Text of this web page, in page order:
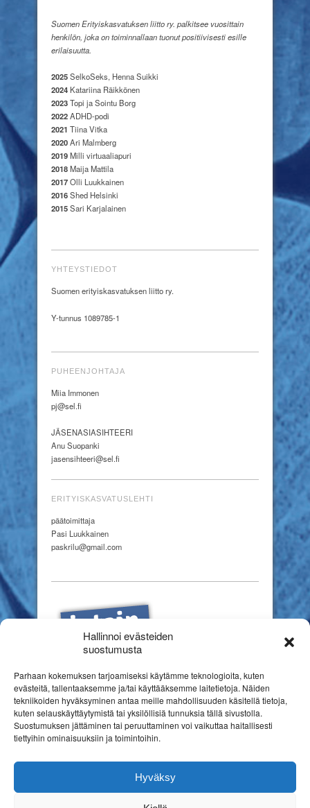
Hallinnoi evästeiden
suostumusta
Parhaan kokemuksen tarjoamiseksi käytämme teknologioita, kuten
evästeitä, tallentaaksemme ja/tai käyttääksemme laitetietoja. Näiden
tekniikoiden hyväksyminen antaa meille mahdollisuuden käsitellä tietoja,
kuten selauskäyttäytymistä tai yksilöllisiä tunnuksia tällä sivustolla.
Suostumuksen jättäminen tai peruuttaminen voi vaikuttaa haitallisesti
tiettyihin ominaisuuksiin ja toimintoihin.
Hyväksy
Suomen Erityiskasvatuksen liitto ry. palkitsee vuosittain
henkilön, joka on toiminnallaan tuonut positiivisesti esille
erilaisuutta.
2025SelkoSeks, Henna Suikki
2024 Katariina Räikkönen
2023Topi ja Sointu Borg
2022ADHD-podi
2021 Tiina Vitka
2020Ari Malmberg
2019Milli virtuaaliapuri
2018Maija Mattila
2017Olli Luukkainen
2016Shed Helsinki
2015Sari Karjalainen
YHTEYSTIEDOT
Suomen erityiskasvatuksen liitto ry.
Y-tunnus 1089785-1
PUHEENJOHTAJA
Miia Immonen
pj@sel.fi
JÄSENASIASIHTEERI
Anu Suopanki
jasensihteeri@sel.fi
ERITYISKASVATUSLEHTI
päätoimittaja
Pasi Luukkainen
paskrilu@gmail.com